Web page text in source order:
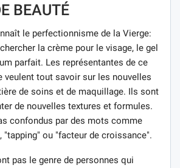
BEAUTÉ
le perfectionnisme de la Vierge:
la crème pour le visage, le gel
parfait. Les représentantes de ce
veulent tout savoir sur les nouvelles
de soins et de maquillage. Ils sont
de nouvelles textures et formules.
confondus par des mots comme
"tapping" ou "facteur de croissance".
pas le genre de personnes qui